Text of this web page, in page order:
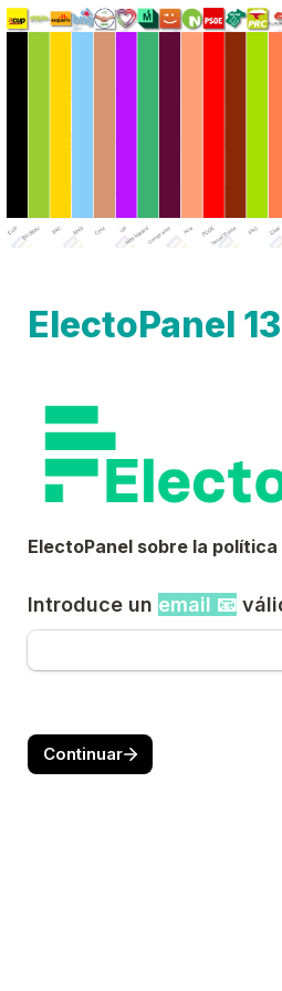
ElectoPanel
ElectoPanel sobre la política
Introduce un email 📧
Continuar